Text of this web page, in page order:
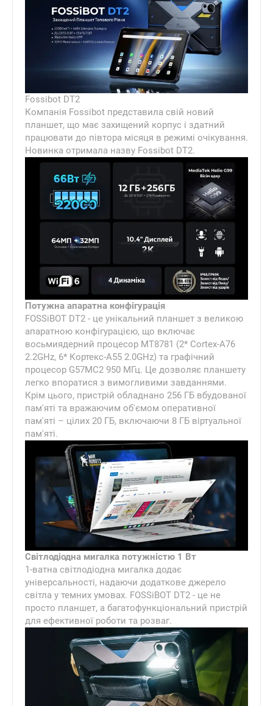
Fossibot DT2
Компанія Fossibot представила свій новий
планшет, що має захищений корпус і здатний
працювати до півтора місяця в режимі очікування.
Новинка отримала назву Fossibot DT2.
Потужна апаратна конфігурація
FOSSiBOT DT2 - це унікальний планшет з великою
апаратною конфігурацією, що включає
восьмиядерний процесор MT8781 (2* Cortex-A76
2.2GHz, 6* Кортекс-А55 2.0GHz) та графічний
процесор G57MC2 950 МГц. Це дозволяє планшету
легко впоратися з вимогливими завданнями.
Крім цього, пристрій обладнано 256 ГБ вбудованої
пам'яті та вражаючим об'ємом оперативної
пам'яті – цілих 20 ГБ, включаючи 8 ГБ віртуальної
пам'яті.
Світлодіодна мигалка потужністю 1 Вт
1-ватна світлодіодна мигалка додає
універсальності, надаючи додаткове джерело
світла у темних умовах. FOSSiBOT DT2 - це не
просто планшет, а багатофункціональний пристрій
для ефективної роботи та розваг.